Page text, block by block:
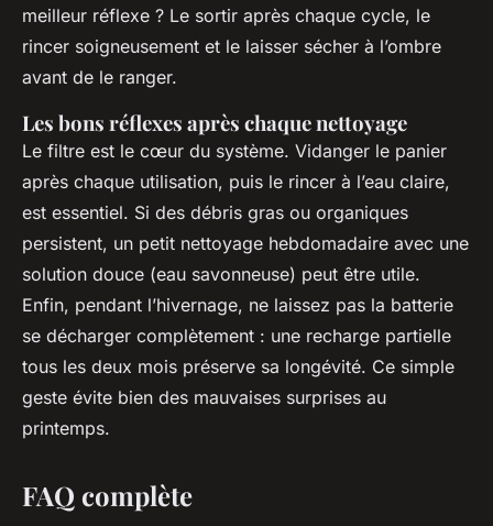
meilleur réflexe ? Le sortir après chaque cycle, le
rincer soigneusement et le laisser sécher à l’ombre
avant de le ranger.
Les bons réflexes après chaque nettoyage
Le filtre est le cœur du système. Vidanger le panier
après chaque utilisation, puis le rincer à l’eau claire,
est essentiel. Si des débris gras ou organiques
persistent, un petit nettoyage hebdomadaire avec une
solution douce (eau savonneuse) peut être utile.
Enfin, pendant l’hivernage, ne laissez pas la batterie
se décharger complètement : une recharge partielle
tous les deux mois préserve sa longévité. Ce simple
geste évite bien des mauvaises surprises au
printemps.
FAQ complète